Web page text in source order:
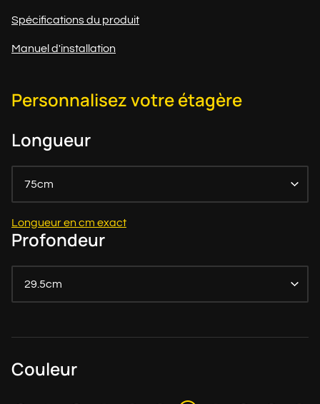
Spécifications du produit
Manuel d'installation
Personnalisez votre étagère
Longueur
75cm
Longueur en cm exact
Profondeur
29.5cm
Couleur